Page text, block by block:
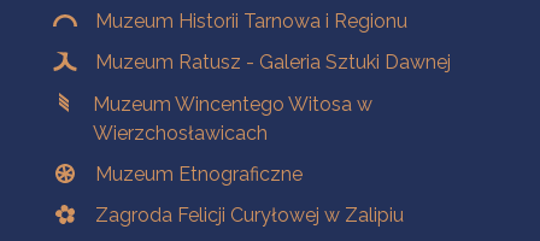
Muzeum Historii Tarnowa i Regionu
Muzeum Ratusz - Galeria Sztuki Dawnej
Muzeum Wincentego Witosa w
Wierzchosławicach
Muzeum Etnograficzne
Zagroda Felicji Curyłowej w Zalipiu